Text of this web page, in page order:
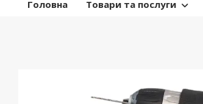
Головна Товари та послуги